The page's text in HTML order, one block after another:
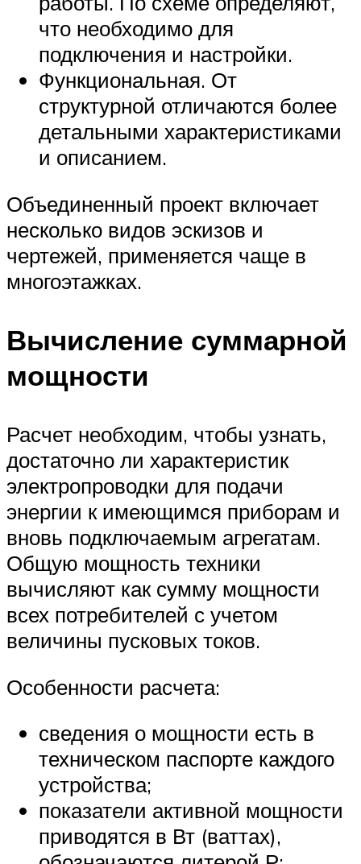
что необходимо для
подключения и настройки.
Функциональная. От
структурной отличаются более
детальными характеристиками
и описанием.
Объединенный проект включает
несколько видов эскизов и
чертежей, применяется чаще в
многоэтажках.
Вычисление суммарной
мощности
Расчет необходим, чтобы узнать,
достаточно ли характеристик
электропроводки для подачи
энергии к имеющимся приборам и
вновь подключаемым агрегатам.
Общую мощность техники
вычисляют как сумму мощности
всех потребителей с учетом
величины пусковых токов.
Особенности расчета:
сведения о мощности есть в
техническом паспорте каждого
устройства;
показатели активной мощности
приводятся в Вт (ваттах),